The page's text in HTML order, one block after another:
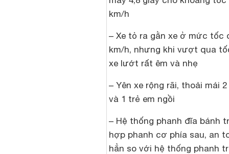
km/h
– Xe tỏ ra gằn xe ở mức tốc
km/h, nhưng khi vượt qua
xe lướt rất êm và nhẹ
– Yên xe rộng rãi, thoải mái
và 1 trẻ em ngồi
– Hệ thống phanh đĩa bánh
hợp phanh cơ phía sau, an
hẳn so với hệ thống phanh